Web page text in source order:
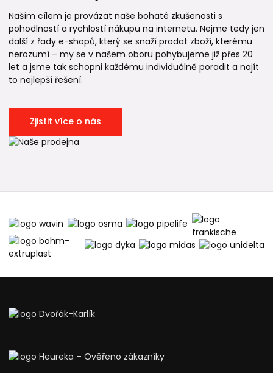
Naším cílem je provázat naše bohaté zkušenosti s
pohodlností a rychlostí nákupu na internetu. Nejme tedy jen
další z řady e-shopů, který se snaží prodat zboží, kterému
nerozumí – my se v našem oboru pohybujeme již přes 20
let a jsme tak schopni každému individuálně poradit a najít
to nejlepší řešení.
Zjistit více o nás